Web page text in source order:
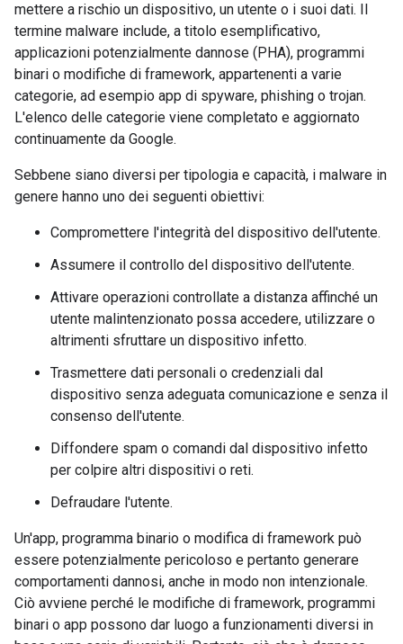
mettere a rischio un dispositivo, un utente o i suoi dati. Il
termine malware include, a titolo esemplificativo,
applicazioni potenzialmente dannose (PHA), programmi
binari o modifiche di framework, appartenenti a varie
categorie, ad esempio app di spyware, phishing o trojan.
L'elenco delle categorie viene completato e aggiornato
continuamente da Google.
Sebbene siano diversi per tipologia e capacità, i malware in
genere hanno uno dei seguenti obiettivi:
Compromettere l'integrità del dispositivo dell'utente.
Assumere il controllo del dispositivo dell'utente.
Attivare operazioni controllate a distanza affinché un
utente malintenzionato possa accedere, utilizzare o
altrimenti sfruttare un dispositivo infetto.
Trasmettere dati personali o credenziali dal
dispositivo senza adeguata comunicazione e senza il
consenso dell'utente.
Diffondere spam o comandi dal dispositivo infetto
per colpire altri dispositivi o reti.
Defraudare l'utente.
Un'app, programma binario o modifica di framework può
essere potenzialmente pericoloso e pertanto generare
comportamenti dannosi, anche in modo non intenzionale.
Ciò avviene perché le modifiche di framework, programmi
binari o app possono dar luogo a funzionamenti diversi in